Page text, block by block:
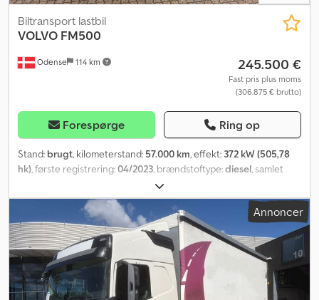
Odense 114 km
Biltransport lastbil
VOLVO FM500
245.500 €
Fast pris plus moms
(306.875 € brutto)
Forespørge Ring op
Stand: brugt, kilometerstand: 57.000 km, effekt: 372 kW (505,78
hk), første registrering:04/2023, brændstoftype:diesel, samlet
, akslekonfiguration:
automatisk, emissionsklasse:Euro 6, Produktionsår:2023, Udstyr:
Annoncer